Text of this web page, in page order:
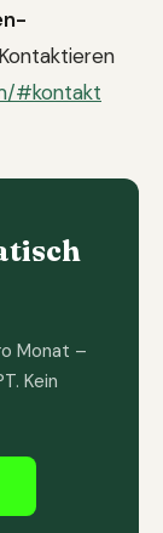
Kontaktieren
#kontakt
Monat –
Kein